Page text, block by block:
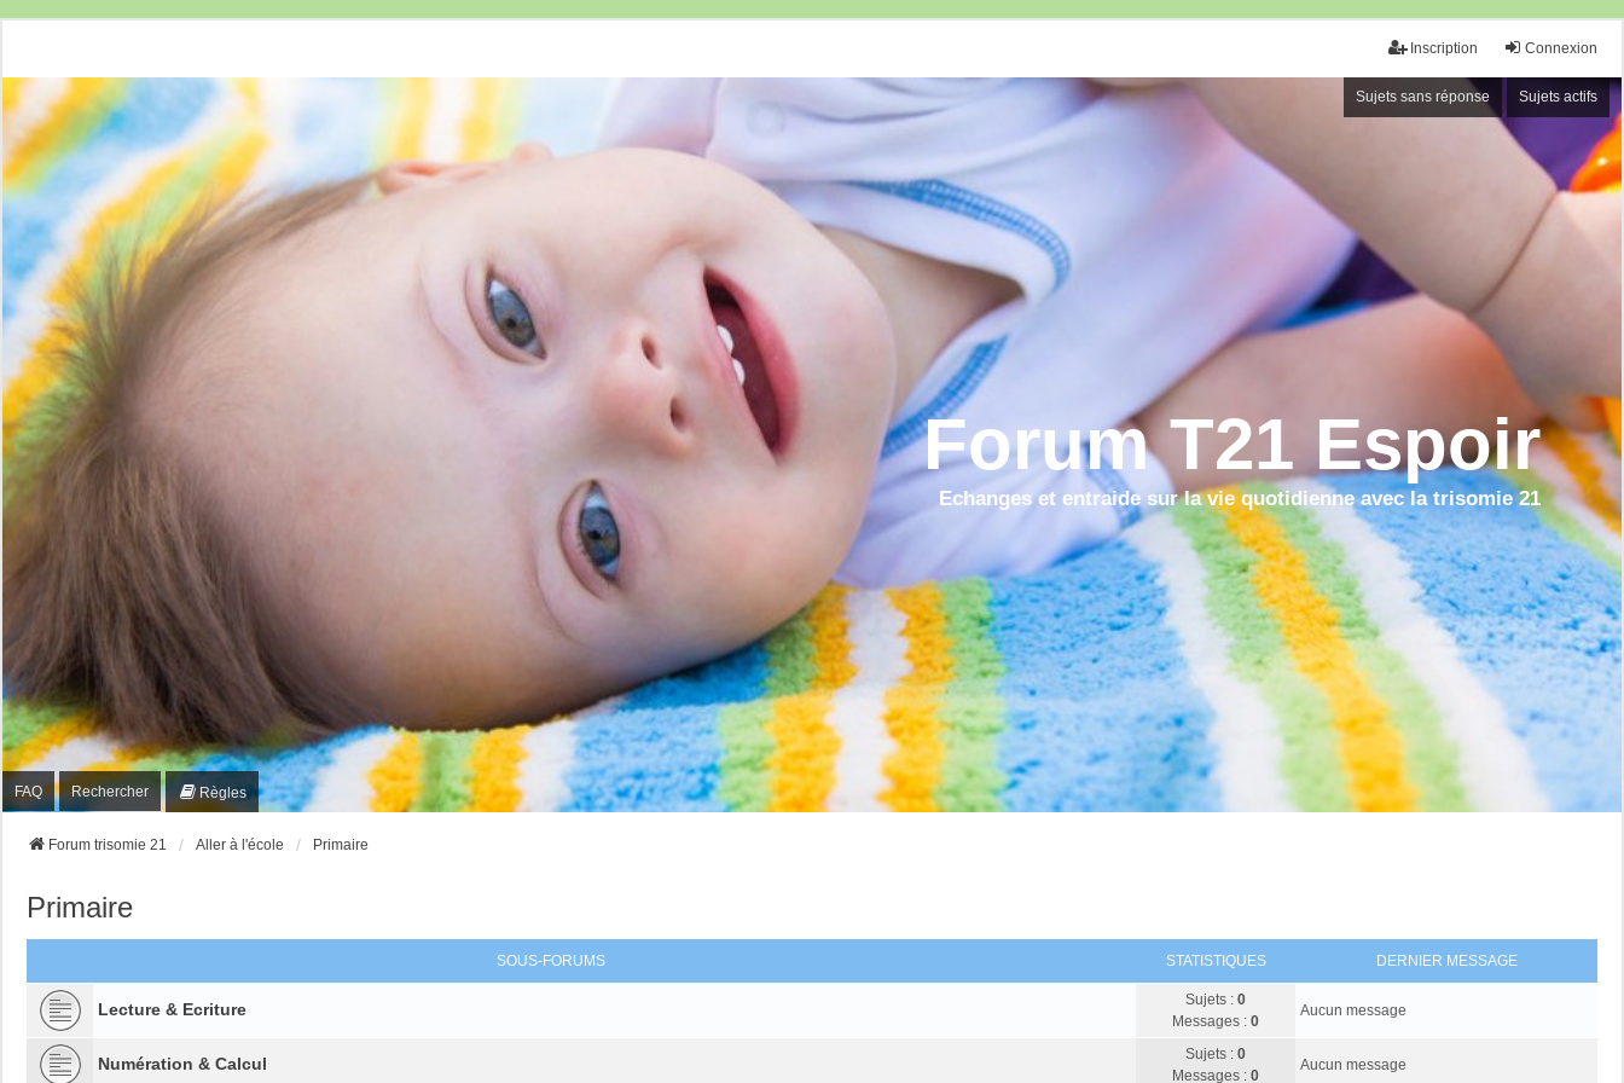
Connexion
Inscription
Sujets sans réponse Sujets actifs
Forum T21 Espoir
Echanges et entraide sur la vie quotidienne avec la trisomie 21
FAQ Rechercher Règles
Forum trisomie 21 Aller à l'école Primaire
Primaire
SOUS-FORUMS STATISTIQUES DERNIER MESSAGE
Lecture & Ecriture Sujets : 0
Messages : 0
Aucun message
Numération & Calcul Sujets : 0
Messages : 0
Aucun message